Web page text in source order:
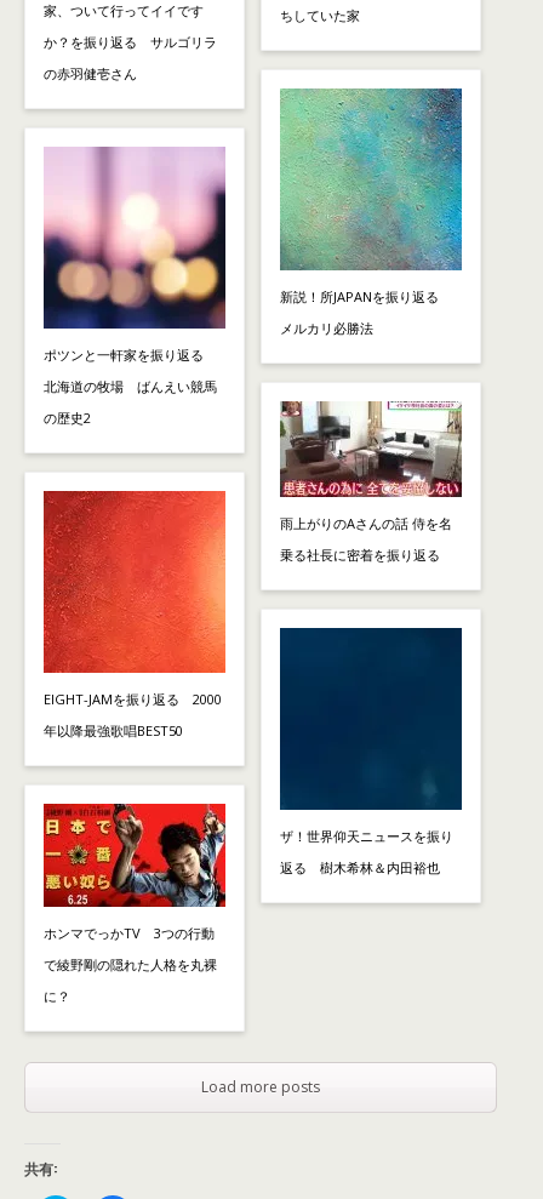
家、ついて行ってイイです
か？を振り返る サルゴリラ
の赤羽健壱さん
ポツンと一軒家を振り返る
北海道の牧場 ばんえい競馬
の歴史2
EIGHT-JAMを振り返る 2000
年以降最強歌唱BEST50
ホンマでっかTV 3つの行動
で綾野剛の隠れた人格を丸裸
に？
ちしていた家
新説！所JAPANを振り返る
メルカリ必勝法
雨上がりのAさんの話 侍を名
乗る社長に密着を振り返る
ザ！世界仰天ニュースを振り
返る 樹木希林＆内田裕也
Load more posts
共有: